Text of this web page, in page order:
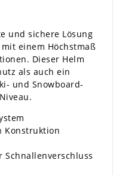
und sichere Lösung
einem Höchstmaß
Dieser Helm
als auch ein
und Snowboard-
Konstruktion
Schnallenverschluss